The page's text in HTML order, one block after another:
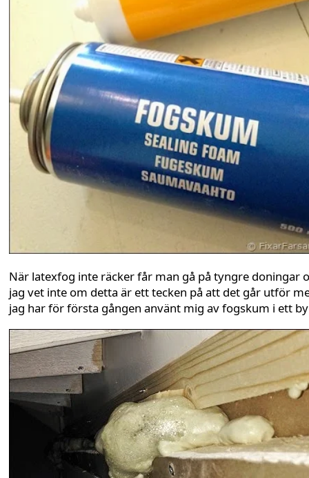
När latexfog inte räcker får man gå på tyngre doningar
jag vet inte om detta är ett tecken på att det går utför
jag har för första gången använt mig av fogskum i ett